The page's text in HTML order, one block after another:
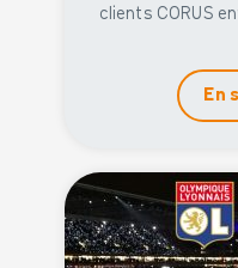
clients CORUS
En